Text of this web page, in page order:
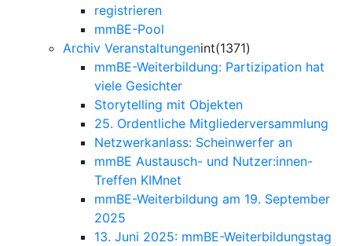
registrieren
mmBE-Pool
Archiv Veranstaltungenint(1371)
mmBE-Weiterbildung: Partizipation hat
viele Gesichter
Storytelling mit Objekten
25. Ordentliche Mitgliederversammlung
Netzwerkanlass: Scheinwerfer an
mmBE Austausch- und Nutzer:innen-
Treffen KIMnet
mmBE-Weiterbildung am 19. September
2025
13. Juni 2025: mmBE-Weiterbildungstag